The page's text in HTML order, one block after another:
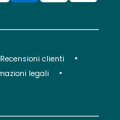
Recensioni clienti
legali